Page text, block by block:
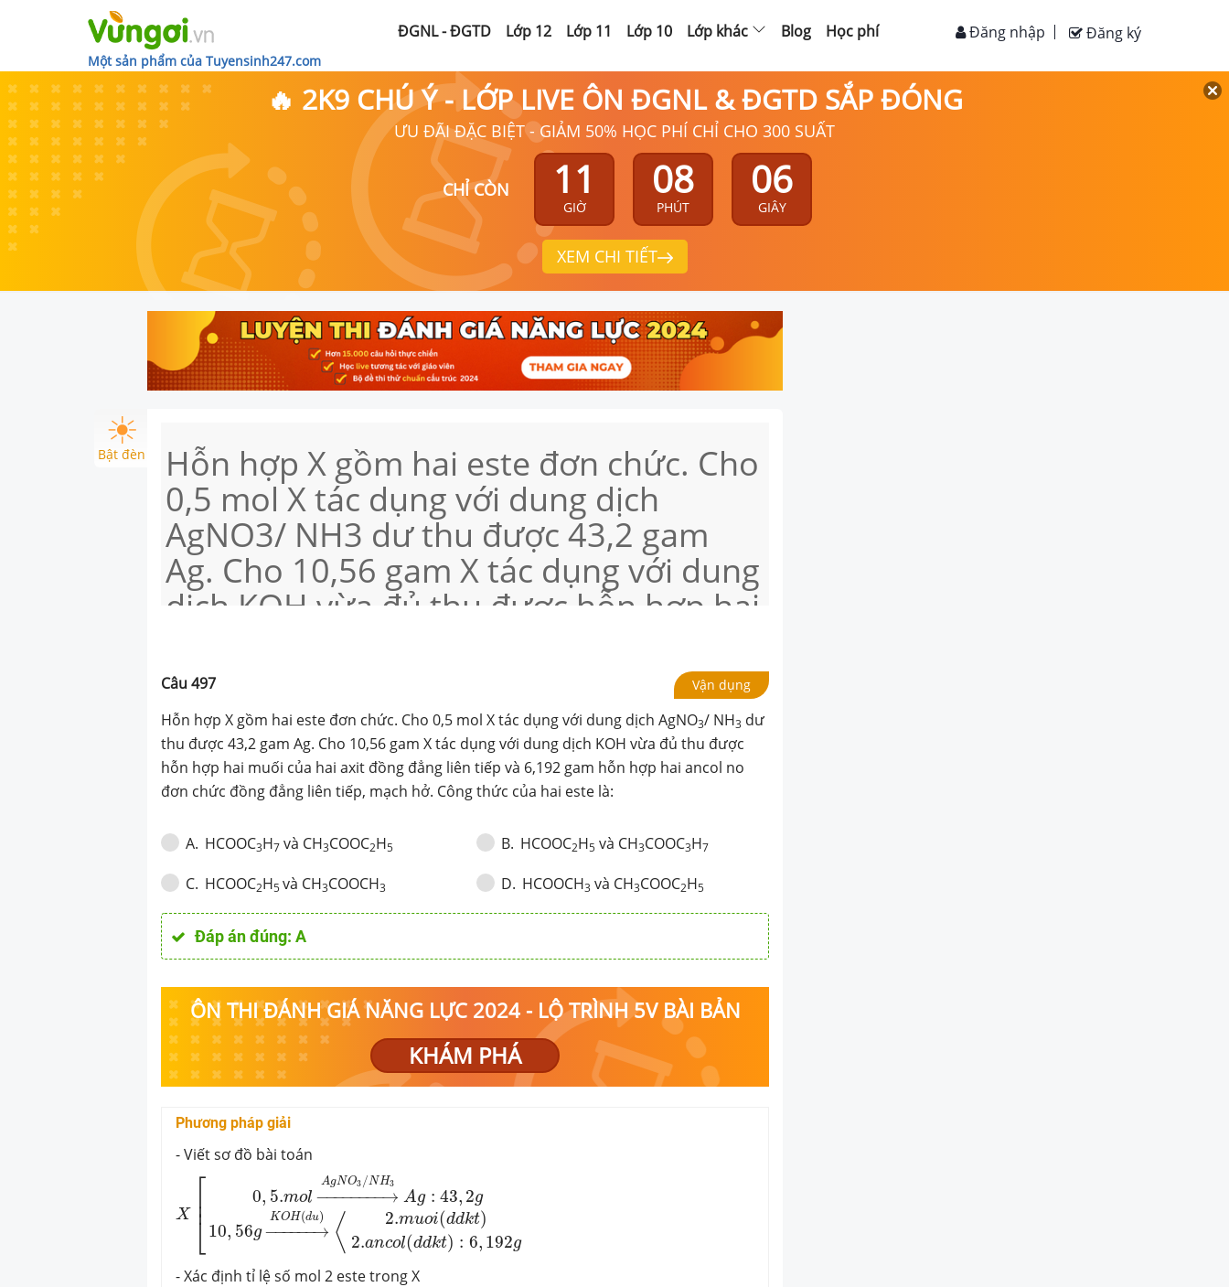
Một sản phẩm của Tuyensinh247.com
ĐGNL - ĐGTD Lớp 12 Lớp 11 Lớp 10 Lớp khác Blog Học phí Đăng ký
Đăng nhập
🔥 2K9 CHÚ Ý - LỚP LIVE ÔN ĐGNL & ĐGTD SẮP ĐÓNG
ƯU ĐÃI ĐẶC BIỆT - GIẢM 50% HỌC PHÍ CHỈ CHO 300 SUẤT
CHỈ CÒN 11
GIỜ
08
PHÚT
05
GIÂY
XEM CHI TIẾT
Bật đèn Hỗn hợp X gồm hai este đơn chức. Cho
0,5 mol X tác dụng với dung dịch
AgNO3/ NH3 dư thu được 43,2 gam
Ag. Cho 10,56 gam X tác dụng với dung
dịch KOH vừa đủ thu được hỗn hợp hai
và 6,192 gam hỗn hợp hai ancol no
đơn chức đồng đẳng liên tiếp, mạch
hở. Công thức của hai este là:
Câu497 Vận dụng
Hỗn hợp X gồm hai este đơn chức. Cho 0,5 mol X tác dụng với dung dịch AgNO3/ NH3 dư
thu được 43,2 gam Ag. Cho 10,56 gam X tác dụng với dung dịch KOH vừa đủ thu được
hỗn hợp hai muối của hai axit đồng đẳng liên tiếp và 6,192 gam hỗn hợp hai ancol no
đơn chức đồng đẳng liên tiếp, mạch hở. Công thức của hai este là:
A. HCOOC3H7 và CH3COOC2H5 B. HCOOC2H5và CH3COOC3H7
C. HCOOC2H5và CH3COOCH3 D. HCOOCH3 và CH3COOC2H5
Đáp án đúng:A
ÔN THI ĐÁNH GIÁ NĂNG LỰC 2024 - LỘ TRÌNH 5V BÀI BẢN
KHÁM PHÁ
Phương pháp giải
- Viết sơ đồ bài toán
X ⎡
⎢ ⎢⎣
0, 5.mol
AgNO3/NH3
−−−−−−−−→ Ag : 43, 2g
10, 56g
KOH(du)
−−−−−−→ ⟨ 2.muoi(ddkt)
2.ancol(ddkt) : 6, 192g
0, 3/NH3Ag:43
- Xác định tỉ lệ số mol 2 este trong X